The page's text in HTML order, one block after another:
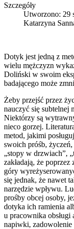
Szczegóły
Utworzono: 29
Katarzyna
Dotyk jest jedną z
wielu mężczyzn
Doliński w swoim
badającego może
Żeby przejść przez
nauczyć się subtelnej
Niektórzy są
nieco gorzej.
metod, jakimi
swoich próśb,
„stopy w drzwiach”,
zakładają, że
góry
się jednak, że nawet
narzędzie wpływu.
prośby obcej osoby,
dotyka ich ramienia
u pracownika obsługi
napiwki, zadowolenie